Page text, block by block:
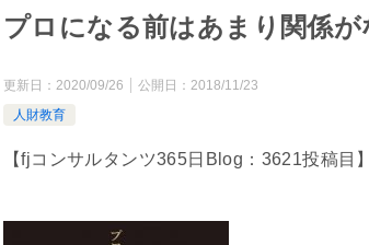
プロになる前はあまり関係が
更新日： 2020/09/26 公開日： 2018/11/23
人財教育
【fjコンサルタンツ365日Blog：3621投稿目】